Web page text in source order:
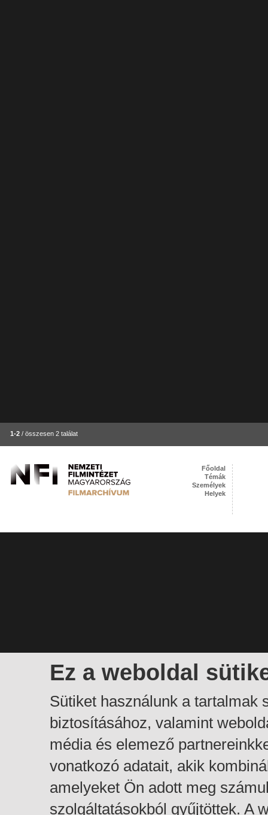
1-2 / összesen 2 találat
Ez a weboldal
Sütiket használunk a tartalmak
biztosításához, valamint
média és elemező
vonatkozó adatait, akik
amelyeket Ön adott meg
szolgáltatásokból gyűjtöttek. A
Főoldal
Témák
Személyek
Helyek